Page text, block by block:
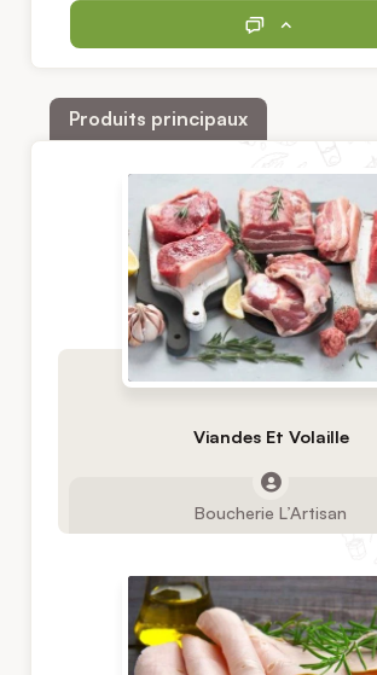
Produits principaux
Viandes Et Volaille
Boucherie L’Artisan